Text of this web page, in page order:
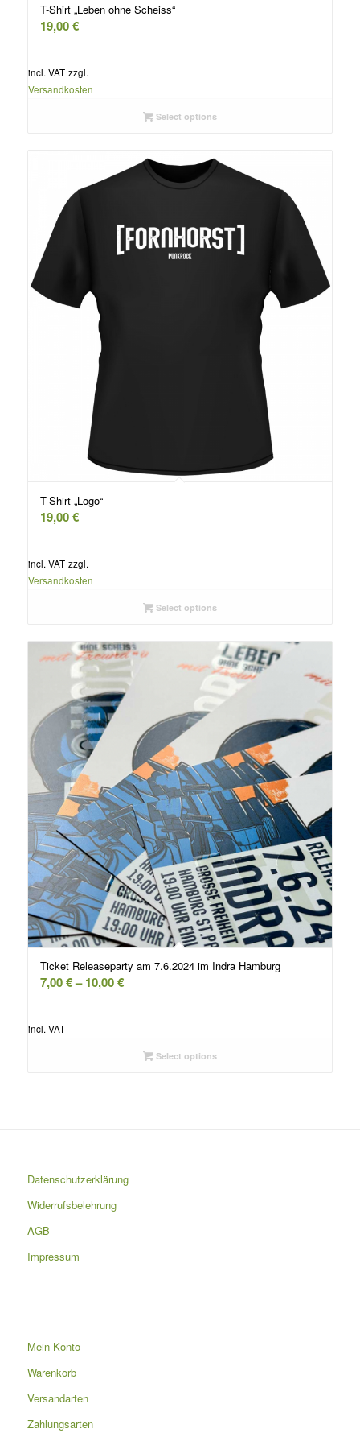
T-Shirt „Leben ohne Scheiss“
19,00€
incl. VAT zzgl.
Versandkosten
Select options
T-Shirt „Logo“
19,00€
incl. VAT zzgl.
Versandkosten
Select options
Ticket Releaseparty am 7.6.2024 im Indra Hamburg
7,00€–10,00€
incl. VAT
Select options
Datenschutzerklärung
Widerrufsbelehrung
AGB
Impressum
Mein Konto
Warenkorb
Versandarten
Zahlungsarten